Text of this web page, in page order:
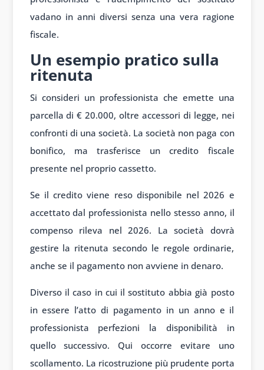
vadano in anni diversi senza una vera ragione
fiscale.
Un esempio pratico sulla
ritenuta
Si consideri un professionista che emette una
parcella di € 20.000, oltre accessori di legge, nei
confronti di una società. La società non paga con
bonifico, ma trasferisce un credito fiscale
presente nel proprio cassetto.
Se il credito viene reso disponibile nel 2026 e
accettato dal professionista nello stesso anno, il
compenso rileva nel 2026. La società dovrà
gestire la ritenuta secondo le regole ordinarie,
anche se il pagamento non avviene in denaro.
Diverso il caso in cui il sostituto abbia già posto
in essere l’atto di pagamento in un anno e il
professionista perfezioni la disponibilità in
quello successivo. Qui occorre evitare uno
scollamento. La ricostruzione più prudente porta